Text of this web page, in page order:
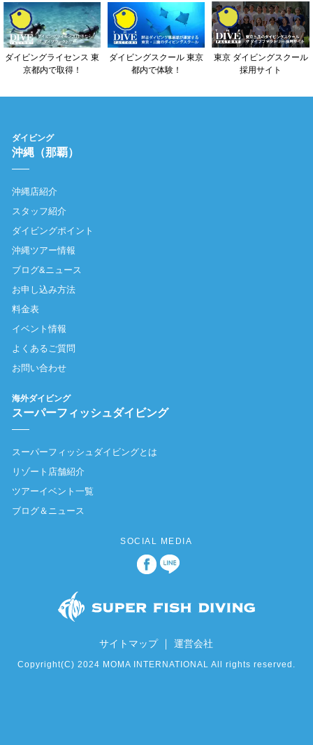
ダイビングライセンス 東
京都内で取得！
ダイビングスクール 東京
都内で体験！
東京 ダイビングスクール
採用サイト
ダイビング
沖縄（那覇）
沖縄店紹介
スタッフ紹介
ダイビングポイント
沖縄ツアー情報
ブログ&ニュース
お申し込み方法
料金表
イベント情報
よくあるご質問
お問い合わせ
海外ダイビング
スーパーフィッシュダイビング
スーパーフィッシュダイビングとは
リゾート店舗紹介
ツアーイベント一覧
ブログ＆ニュース
SOCIAL MEDIA
サイトマップ｜運営会社
Copyright(C) 2024 MOMA INTERNATIONAL All rights reserved.